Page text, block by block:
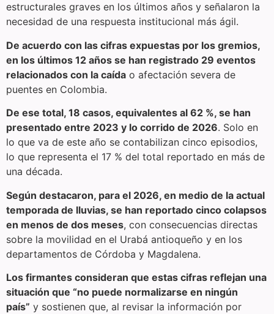
estructurales graves en los últimos años y señalaron la
necesidad de una respuesta institucional más ágil.
De acuerdo con las cifras expuestas por los gremios,
en los últimos 12 años se han registrado 29 eventos
relacionados con la caída o afectación severa de
puentes en Colombia.
De ese total, 18 casos, equivalentes al 62 %, se han
presentado entre 2023 y lo corrido de 2026. Solo en
lo que va de este año se contabilizan cinco episodios,
lo que representa el 17 % del total reportado en más de
una década.
Según destacaron, para el 2026, en medio de la actual
temporada de lluvias, se han reportado cinco colapsos
en menos de dos meses, con consecuencias directas
sobre la movilidad en el Urabá antioqueño y en los
departamentos de Córdoba y Magdalena.
Los firmantes consideran que estas cifras reflejan una
situación que “no puede normalizarse en ningún
país” y sostienen que, al revisar la información por